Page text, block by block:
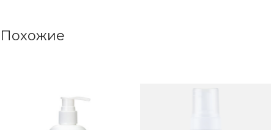
Похожие